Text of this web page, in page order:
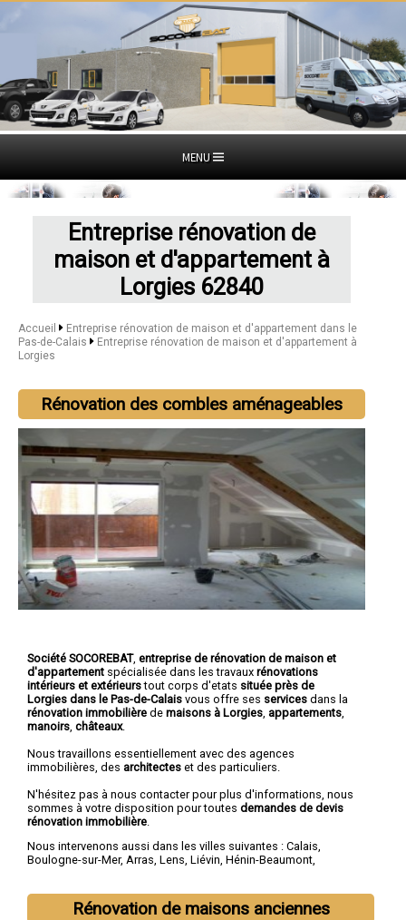
MENU
Entreprise rénovation de
maison et d'appartement à
Lorgies 62840
Accueil
Entreprise rénovation de maison et d'appartement dans le
Pas-de-Calais
Entreprise rénovation de maison et d'appartement à
Lorgies
Rénovation des combles aménageables
Société SOCOREBAT, entreprise de rénovation de maison et
d'appartement spécialisée dans les travaux rénovations
intérieurs et extérieurstout corps d'etats située près de
Lorgies dans le Pas-de-Calais vous offre ses services dans la
rénovation immobilière de maisons à Lorgies appartements
manoirs châteaux.
Nous travaillons essentiellement avec des agences
immobilières, des architectes et des particuliers.
N'hésitez pas à nous contacter pour plus d'informations, nous
sommes à votre disposition pour toutes demandes de devis
rénovation immobilière
Nous intervenons aussi dans les villes suivantes : Calais,
Boulogne-sur-Mer, Arras, Lens, Liévin, Hénin-Beaumont,
Rénovation de maisons anciennes